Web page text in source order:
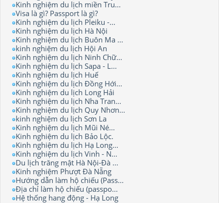
Kinh nghiệm du lịch miền Tru...
Visa là gì? Passport là gì?
Kinh nghiệm du lịch Pleiku -...
Kinh nghiệm du lịch Hà Nội
Kinh nghiệm du lịch Buôn Ma ...
kinh nghiệm du lịch Hội An
Kinh nghiệm du lịch Ninh Chữ...
Kinh nghiệm du lịch Sapa - L...
Kinh nghiệm du lịch Huế
Kinh nghiệm du lịch Đồng Hới...
Kinh nghiệm du lịch Long Hải
Kinh nghiệm du lịch Nha Tran...
Kinh nghiệm du lịch Quy Nhơn...
kinh nghiệm du lịch Sơn La
Kinh nghiệm du lịch Mũi Né...
Kinh nghiệm du lịch Bảo Lộc.
Kinh nghiệm du lịch Hạ Long...
Kinh nghiệm du lịch Vinh - N...
Du lịch trăng mật Hà Nội-Đà ...
Kinh nghiệm Phượt Đà Nẵng
Hướng dẫn làm hộ chiếu (Pass...
Địa chỉ làm hộ chiếu (passpo...
Hệ thống hang động - Hạ Long